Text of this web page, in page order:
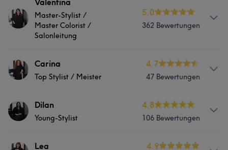
Herzlich 36 Kompetent 27
Was unsere Kunden über Yvonne sagen
Professionell 11 Sympathisch Herzlich 7
Friseur
Sympathisch 18 Professionell Kompetent 11
Valentina
Master-Stylist /
Master Colorist /
Salonleitung
5.0
362 Bewertungen
Services
Was unsere Kunden über Valentina sagen
Carina
Top Stylist / Meister
4.7
47 Bewertungen
ServicesDilan
Young-Stylist
4.8
106 Bewertungen
ServicesLea 4.9